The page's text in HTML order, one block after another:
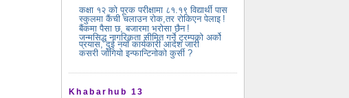
कक्षा १२ को पूरक परीक्षामा ८१.१९ विद्यार्थी पास
स्कुलमा कैंची चलाउन रोक,तर रोकिएन पेलाइ !
बैंकमा पैसा छ, बजारमा भरोसा छैन !
जन्मसिद्ध नागरिकता सीमित गर्ने ट्रम्पको अर्को
प्रयास, दुई नयाँ कार्यकारी आदेश जारी
कसरी जोगियो इन्फान्टिनोको कुर्सी ?
Khabarhub 13